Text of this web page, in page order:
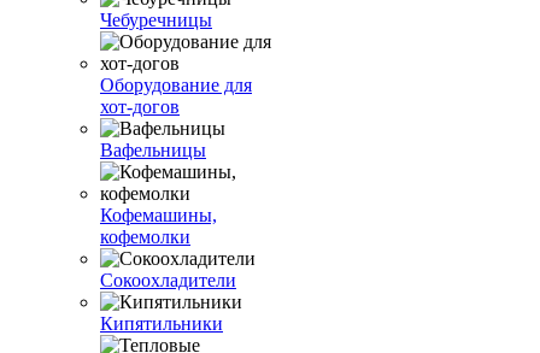
Чебуречницы
Оборудование для
хот-догов
Вафельницы
Кофемашины,
кофемолки
Сокоохладители
Кипятильники